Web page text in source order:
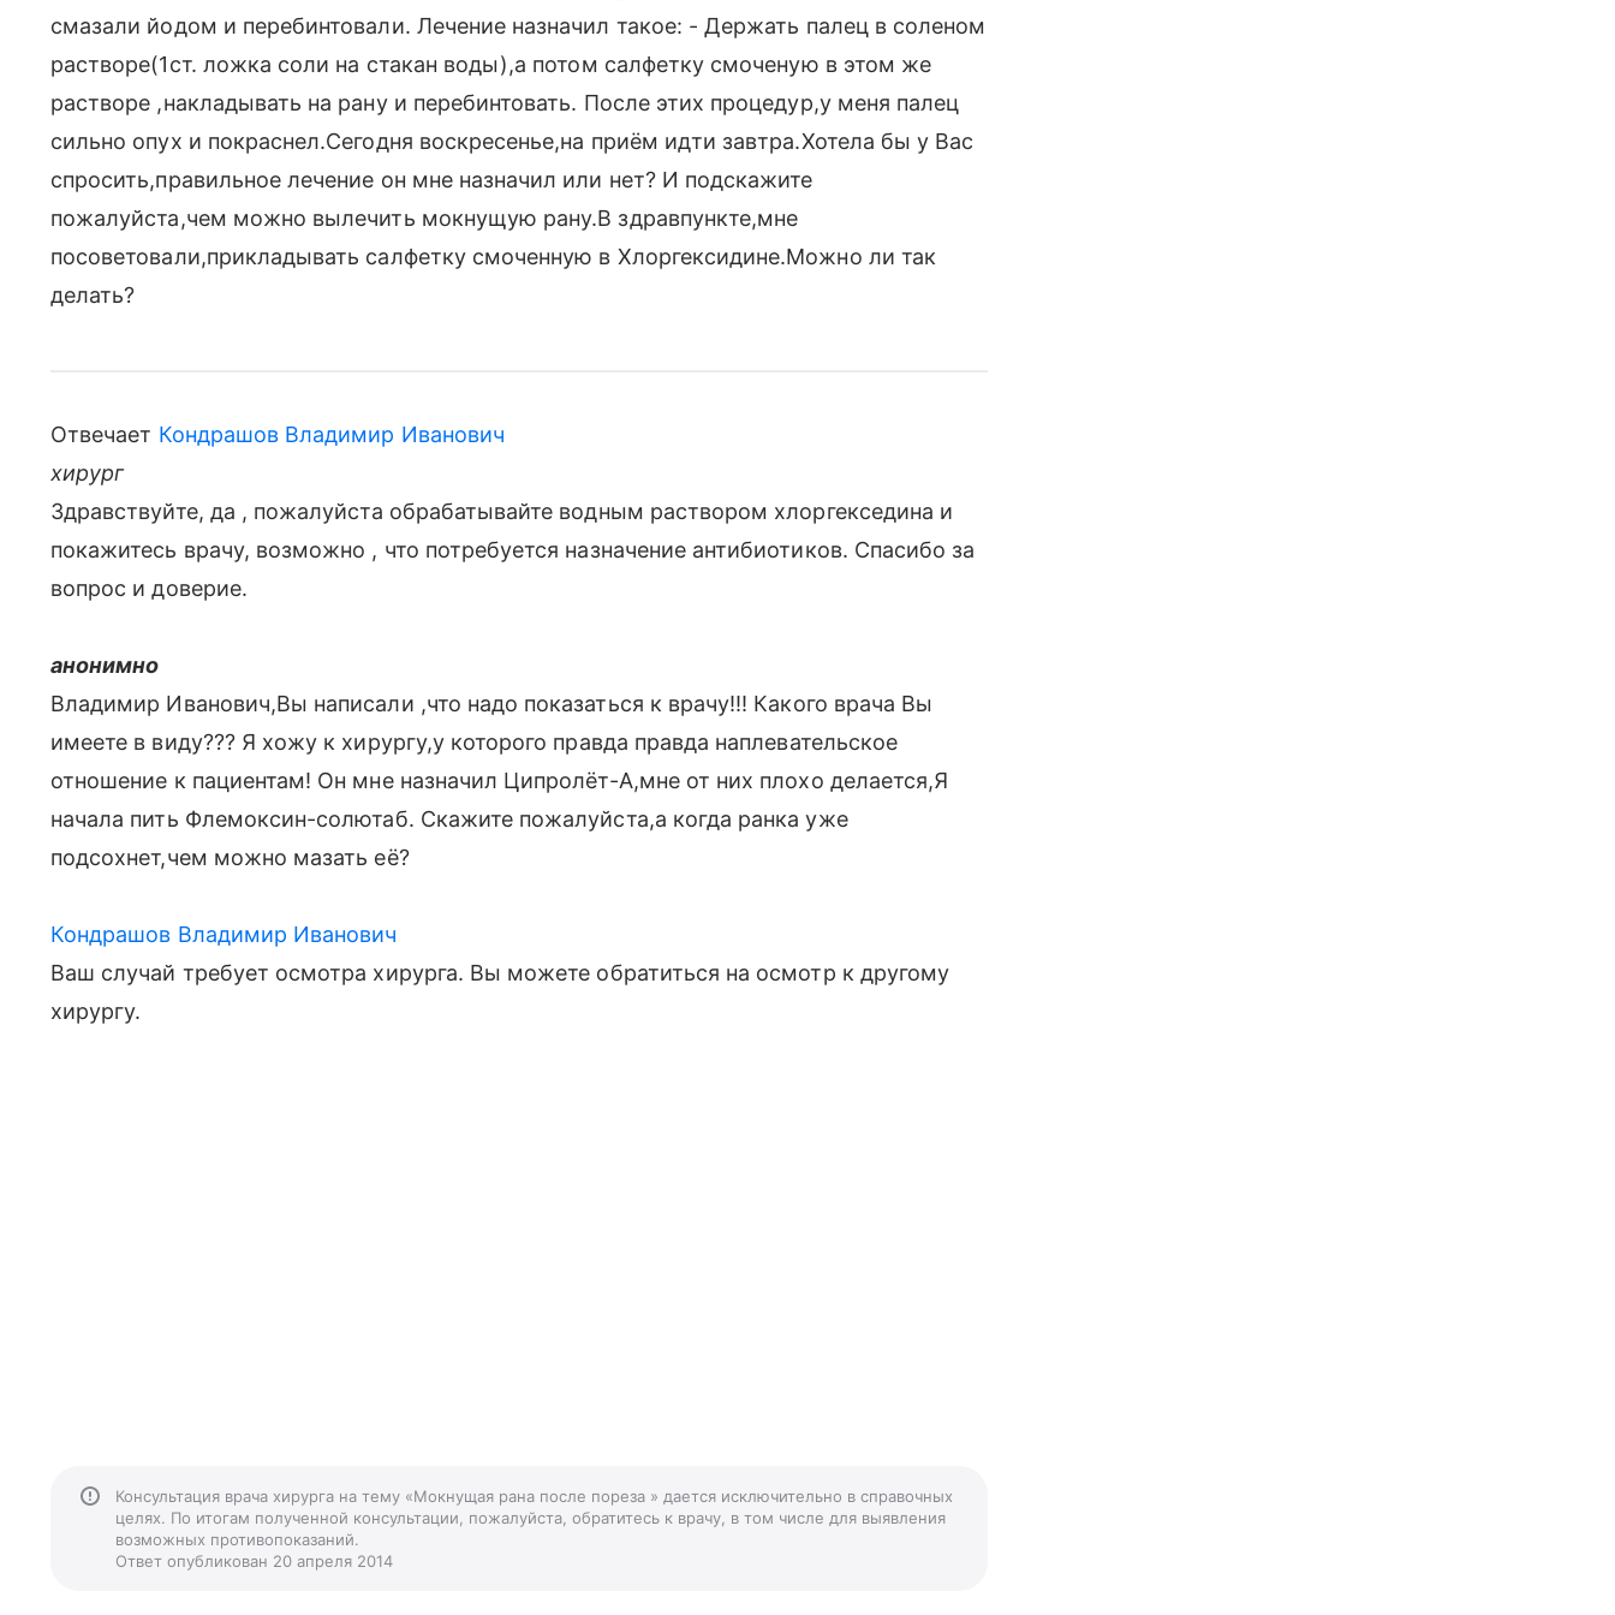
смазали йодом и перебинтовали. Лечение назначил такое: - Держать палец в соленом
растворе(1ст. ложка соли на стакан воды),а потом салфетку смоченую в этом же
растворе ,накладывать на рану и перебинтовать. После этих процедур,у меня палец
сильно опух и покраснел.Сегодня воскресенье,на приём идти завтра.Хотела бы у Вас
спросить,правильное лечение он мне назначил или нет? И подскажите
пожалуйста,чем можно вылечить мокнущую рану.В здравпункте,мне
посоветовали,прикладывать салфетку смоченную в Хлоргексидине.Можно ли так
делать?
Отвечает Кондрашов Владимир Иванович
хирург
Здравствуйте, да , пожалуйста обрабатывайте водным раствором хлоргекседина и
покажитесь врачу, возможно , что потребуется назначение антибиотиков. Спасибо за
вопрос и доверие.
анонимно
Владимир Иванович,Вы написали ,что надо показаться к врачу!!! Какого врача Вы
имеете в виду??? Я хожу к хирургу,у которого правда правда наплевательское
отношение к пациентам! Он мне назначил Ципролёт-А,мне от них плохо делается,Я
начала пить Флемоксин-солютаб. Скажите пожалуйста,а когда ранка уже
подсохнет,чем можно мазать её?
Кондрашов Владимир Иванович
Ваш случай требует осмотра хирурга. Вы можете обратиться на осмотр к другому
хирургу.
Консультация врача хирурга на тему «Мокнущая рана после пореза » дается исключительно в справочных
целях. По итогам полученной консультации, пожалуйста, обратитесь к врачу, в том числе для выявления
возможных противопоказаний.
Ответ опубликован 20 апреля 2014